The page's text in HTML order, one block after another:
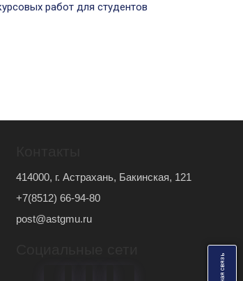
ь
работ для студентов
414000, г. Астрахань, Бакинская, 121
+7(8512) 66-94-80
post@astgmu.ru